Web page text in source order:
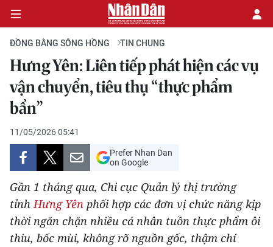
CHÍNH TRỊ
KINH TẾ
VĂN HÓA
XÃ HỘI
PHÁP LUẬT
DU LỊCH
ĐỒNG BẰNG SÔNG HỒNG TIN CHUNG
Hưng Yên: Liên tiếp phát hiện các vụ
vận chuyển, tiêu thụ “thực phẩm
bẩn”
11/05/2026 05:41
Prefer Nhan Dan
on Google
Gần 1 tháng qua, Chi cục Quản lý thị trường
tỉnhHưng Yên phối hợp các đơn vị chức năng kịp
thời ngăn chặn nhiều cá nhân tuồn thực phẩm ôi
thiu, bốc mùi, không rõ nguồn gốc, thậm chí